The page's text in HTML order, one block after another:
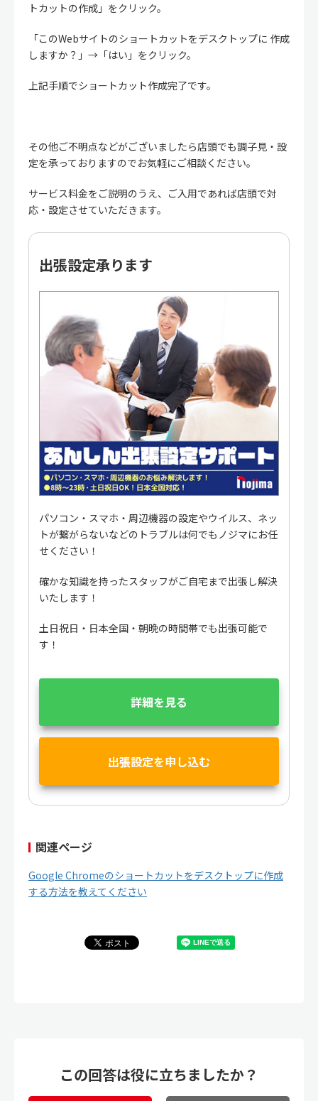
トカットの作成」をクリック。
「このWebサイトのショートカットをデスクトップに 作成
しますか？」→「はい」をクリック。
上記手順でショートカット作成完了です。
その他ご不明点などがございましたら店頭でも調子見・設
定を承っておりますのでお気軽にご相談ください。
サービス料金をご説明のうえ、ご入用であれば店頭で対
応・設定させていただきます。
出張設定承ります
パソコン・スマホ・周辺機器の設定やウイルス、ネッ
トが繋がらないなどのトラブルは何でもノジマにお任
せください！
確かな知識を持ったスタッフがご自宅まで出張し解決
いたします！
土日祝日・日本全国・朝晩の時間帯でも出張可能で
す！
詳細を見る
出張設定を申し込む
関連ページ
Google Chromeのショートカットをデスクトップに作成
する方法を教えてください
この回答は役に立ちましたか？